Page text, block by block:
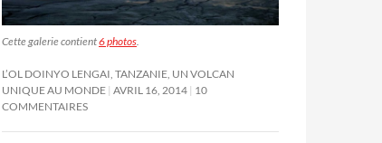
Cette galerie contient6 photos.
L’OL DOINYO LENGAI, TANZANIE, UN VOLCAN
UNIQUE AU MONDE AVRIL 16, 2014 10
COMMENTAIRES